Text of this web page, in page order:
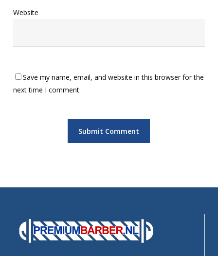
Website
Save my name, email, and website in this browser for the
next time I comment.